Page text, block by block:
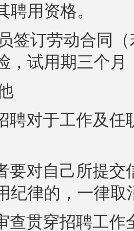
聘用资格。
签订劳动合同
，试用期三个
聘对于工作及任
要对自己所提
纪律的，一律取
查贯穿招聘工